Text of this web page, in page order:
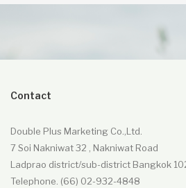
Contact
Double Plus Marketing Co.,Ltd.
7 Soi Nakniwat 32 , Nakniwat Road
Ladprao district/sub-district Bangkok
Telephone. (66) 02-932-4848